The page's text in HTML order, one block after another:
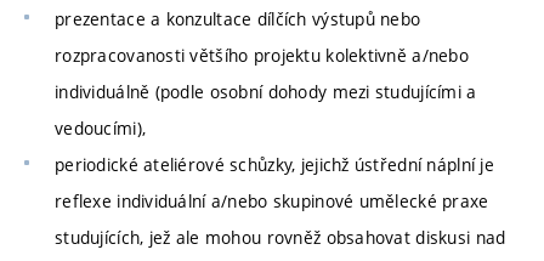
prezentace a konzultace dílčích výstupů nebo
rozpracovanosti většího projektu kolektivně a/nebo
individuálně (podle osobní dohody mezi studujícími a
vedoucími),
periodické ateliérové schůzky, jejichž ústřední náplní je
reflexe individuální a/nebo skupinové umělecké praxe
studujících, jež ale mohou rovněž obsahovat diskusi nad